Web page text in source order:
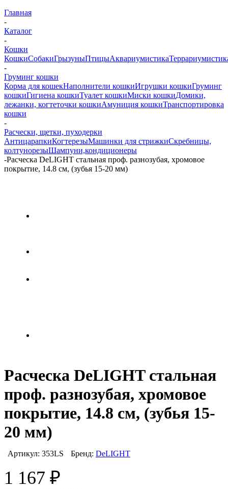
Главная
-
Каталог
-
Кошки
КошкиСобакиГрызуныПтицыАквариумистика
-
Груминг кошки
Корма для кошекНаполнители кошкиИгрушки кошкиГруминг
кошкиГигиена кошкиТуалет кошкиМиски кошкиДомики,
лежанки, когтеточки кошкиАмуниция кошкиТранспортировка
кошки
-
Расчески, щетки, пуходерки
АнтицарапкиКогтерезыМашинки для стрижкиСкребницы,
колтунорезыШампуни,кондиционеры
-Расческа DeLIGHT стальная проф. разнозубая, хромовое
покрытие, 14.8 см, (зубья 15-20 мм)
Расческа DeLIGHT стальная
проф. разнозубая, хромовое
покрытие, 14.8 см, (зубья 15-
20 мм)
Артикул: 353LS Бренд: DeLIGHT
1 167 ₽